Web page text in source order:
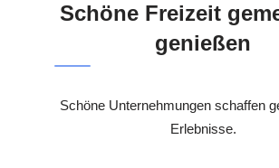
Schöne Freizeit
genießen
Schöne Unternehmungen schaffen
Erlebnisse.